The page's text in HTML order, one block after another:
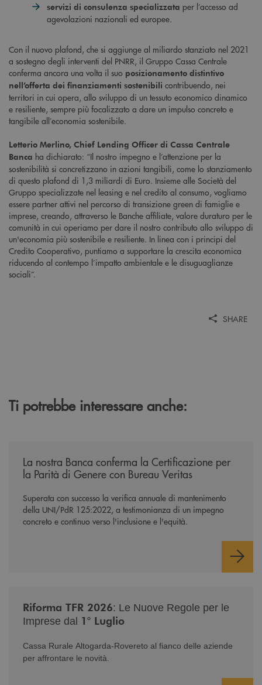
servizi di consulenza specializzata per l’accesso ad
agevolazioni nazionali ed europee.
Con il nuovo plafond, che si aggiunge al miliardo stanziato nel 2021
a sostegno degli interventi del PNRR, il Gruppo Cassa Centrale
conferma ancora una volta il suo posizionamento distintivo
nell’offerta dei finanziamenti sostenibili contribuendo, nei
territori in cui opera, allo sviluppo di un tessuto economico dinamico
e resiliente, sempre più focalizzato a dare un impulso concreto e
tangibile all’economia sostenibile.
Letterio Merlino, Chief Lending Officer di Cassa Centrale
Banca ha dichiarato: “Il nostro impegno e l’attenzione per la
sostenibilità si concretizzano in azioni tangibili, come lo stanziamento
di questo plafond di 1,3 miliardi di Euro. Insieme alle Società del
Gruppo specializzate nel leasing e nel credito al consumo, vogliamo
essere partner attivi nel percorso di transizione green di famiglie e
imprese, creando, attraverso le Banche affiliate, valore duraturo per le
comunità in cui operiamo per dare il nostro contributo allo sviluppo di
un'economia più sostenibile e resiliente. In linea con i principi del
Credito Cooperativo, puntiamo a supportare la crescita economica
riducendo al contempo l’impatto ambientale e le disuguaglianze
sociali”.
SHARE
Ti potrebbe interessare anche:
La nostra Banca conferma la Certificazione per
la Parità di Genere con Bureau Veritas
Superata con successo la verifica annuale di mantenimento
della UNI/PdR 125:2022, a testimonianza di un impegno
concreto e continuo verso l'inclusione e l'equità.
Riforma TFR 2026: Le Nuove Regole per le
Imprese dal 1° Luglio
Cassa Rurale Altogarda-Rovereto al fianco delle aziende
per affrontare le novità.